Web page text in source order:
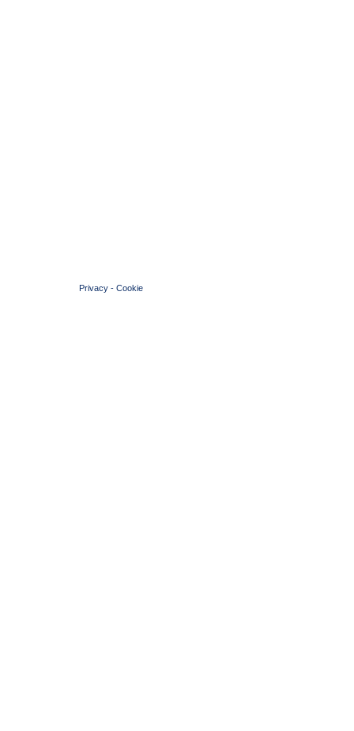
Privacy - Cookie